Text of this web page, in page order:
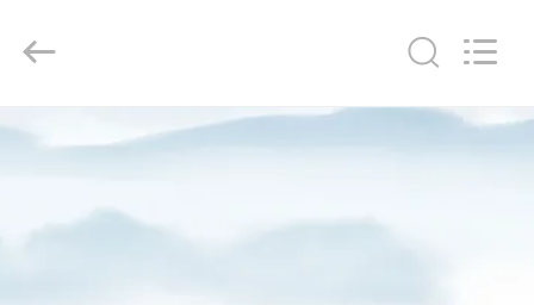
বাড়ি
instrument
co.,ltd.